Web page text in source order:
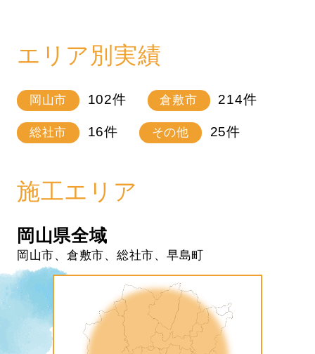
エリア別実績
岡山市 102件 倉敷市 214件
総社市 16件 その他 25件
施工エリア
岡山県全域
岡山市、倉敷市、総社市、早島町